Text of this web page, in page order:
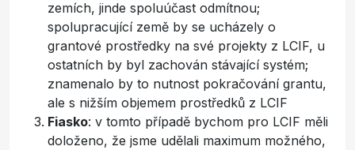
zemích, jinde spoluúčast odmítnou;
spolupracující země by se ucházely o
grantové prostředky na své projekty z LCIF, u
ostatních by byl zachován stávající systém;
znamenalo by to nutnost pokračování grantu,
ale s nižším objemem prostředků z LCIF
Fiasko: v tomto případě bychom pro LCIF měli
doloženo, že jsme udělali maximum možného,